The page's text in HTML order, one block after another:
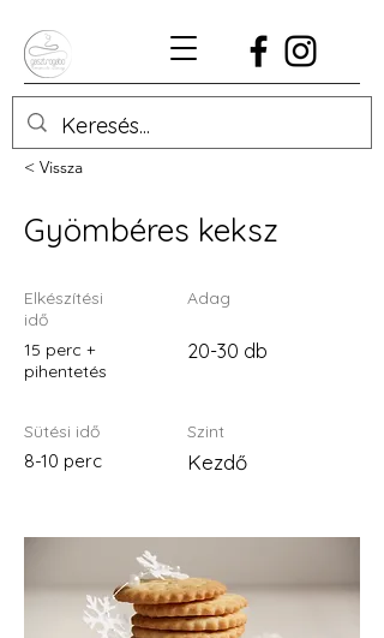
< Vissza
Gyömbéres keksz
Elkészítési
idő
15 perc +
pihentetés
Sütési idő
8-10 perc
Adag
20-30 db
Szint
Kezdő